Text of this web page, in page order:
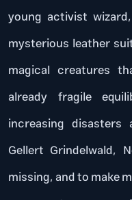
young activist
mysterious leather
magical creatures
already fragile
increasing
Gellert Grindelwald,
missing, and to make